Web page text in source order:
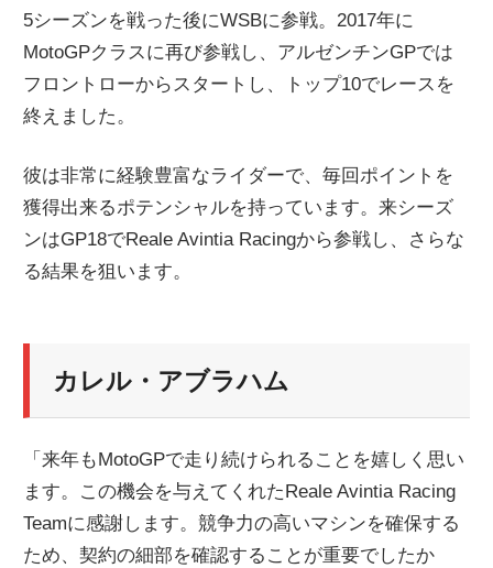
5シーズンを戦った後にWSBに参戦。2017年に
MotoGPクラスに再び参戦し、アルゼンチンGPでは
フロントローからスタートし、トップ10でレースを
終えました。
彼は非常に経験豊富なライダーで、毎回ポイントを
獲得出来るポテンシャルを持っています。来シーズ
ンはGP18でReale Avintia Racingから参戦し、さらな
る結果を狙います。
カレル・アブラハム
「来年もMotoGPで走り続けられることを嬉しく思い
ます。この機会を与えてくれたReale Avintia Racing
Teamに感謝します。競争力の高いマシンを確保する
ため、契約の細部を確認することが重要でしたか